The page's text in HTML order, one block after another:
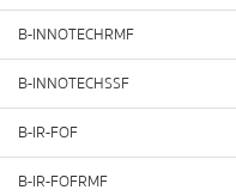
B-INNOTECHRMF
B-INNOTECHSSF
B-IR-FOF
B-IR-FOFRMF